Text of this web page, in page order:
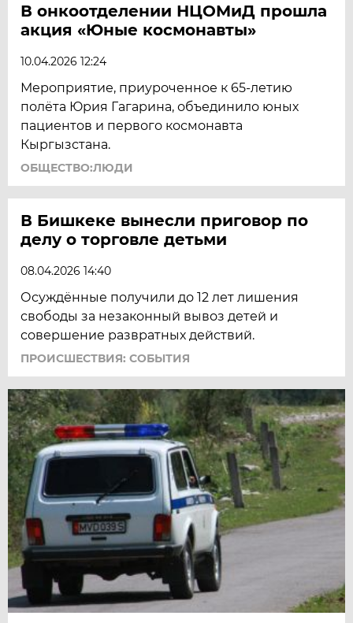
В онкоотделении НЦОМиД прошла
акция «Юные космонавты»
10.04.2026 12:24
Мероприятие, приуроченное к 65-летию
полёта Юрия Гагарина, объединило юных
пациентов и первого космонавта
Кыргызстана.
ОБЩЕСТВО:ЛЮДИ
В Бишкеке вынесли приговор по
делу о торговле детьми
08.04.2026 14:40
Осуждённые получили до 12 лет лишения
свободы за незаконный вывоз детей и
совершение развратных действий.
ПРОИСШЕСТВИЯ: СОБЫТИЯ